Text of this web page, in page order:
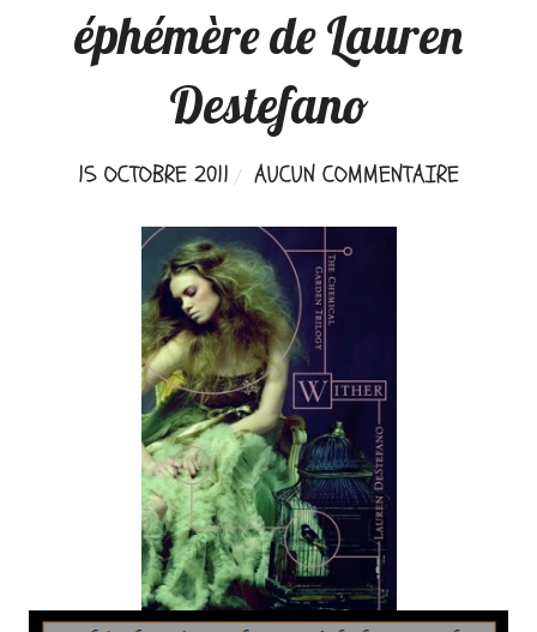
éphémère de Lauren
Destefano
15 OCTOBRE 2011 AUCUN COMMENTAIRE